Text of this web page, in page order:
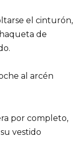
el cinturón,
de
al arcén
por completo,
vestido